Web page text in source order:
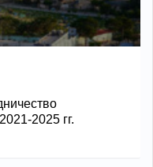
2025 гг.